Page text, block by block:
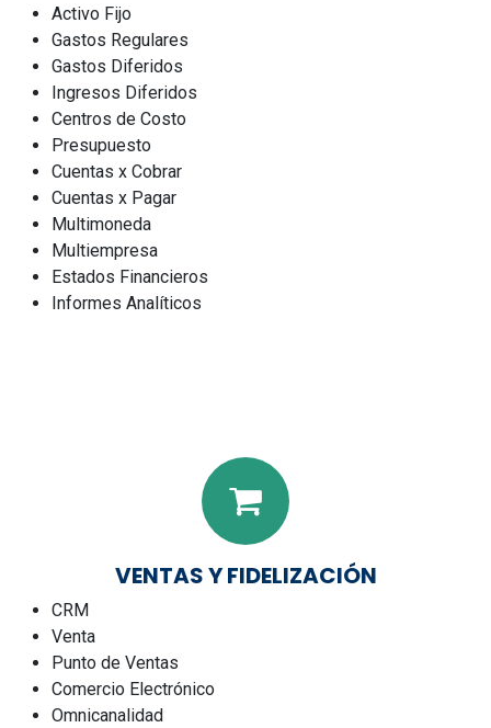
Activo Fijo
Gastos Regulares
Gastos Diferidos
Ingresos Diferidos
Centros de Costo
Presupuesto
Cuentas x Cobrar
Cuentas x Pagar
Multimoneda
Multiempresa
Estados Financieros
Informes Analíticos
VENTAS Y FIDELIZACIÓN
CRM
Venta
Punto de Ventas
Comercio Electrónico
Omnicanalidad